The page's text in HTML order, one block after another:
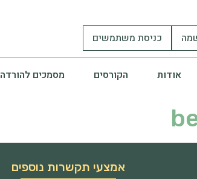
כניסת משתמשים
אודות הקורסים מסמכים להורדה
אמצעי תקשרות נוספים